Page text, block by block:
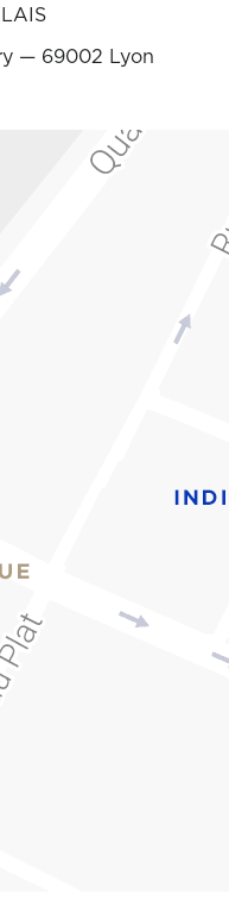
— 69002 Lyon